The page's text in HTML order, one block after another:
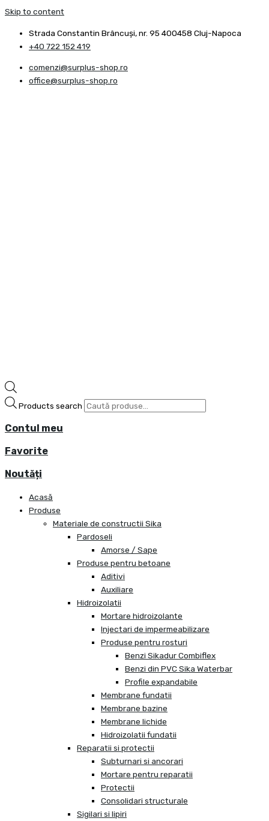
Skip to content
Strada Constantin Brâncuşi, nr. 95 400458 Cluj-Napoca
+40 722 152 419
comenzi@surplus-shop.ro
office@surplus-shop.ro
Products search
Contul meu
Favorite
Noutăți
Acasă
Produse
Materiale de constructii Sika
Pardoseli
Amorse / Sape
Produse pentru betoane
Aditivi
Auxiliare
Hidroizolatii
Mortare hidroizolante
Injectari de impermeabilizare
Produse pentru rosturi
Benzi Sikadur Combiflex
Benzi din PVC Sika Waterbar
Profile expandabile
Membrane fundatii
Membrane bazine
Membrane lichide
Hidroizolatii fundatii
Reparatii si protectii
Subturnari si ancorari
Mortare pentru reparatii
Protectii
Consolidari structurale
Sigilari si lipiri